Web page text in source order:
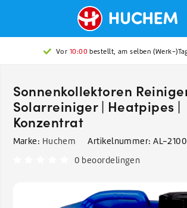
Vor 10:00bestellt, am selben (Werk-
Sonnenkollektoren
Solarreiniger | Heatpipes |
Konzentrat
Marke: Huchem Artikelnummer: AL-
0 beoordelingen